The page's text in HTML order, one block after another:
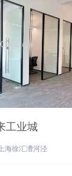
工业城
海徐汇漕河泾